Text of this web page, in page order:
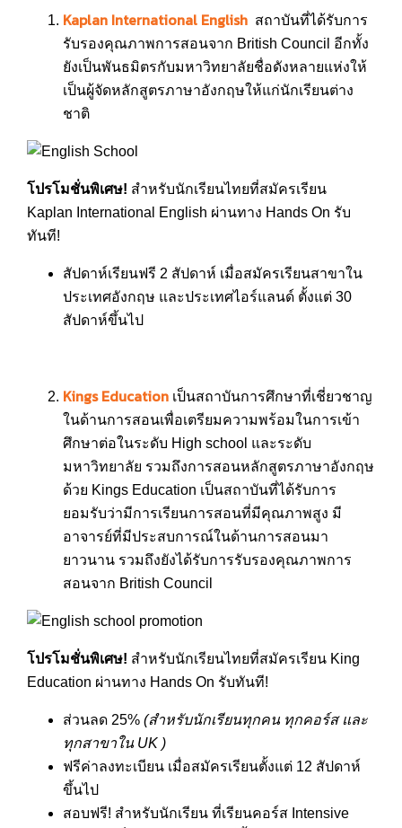
Kaplan International English สถาบันที่ได้รับการ
รับรองคุณภาพการสอนจาก British Council อีกทั้ง
ยังเป็นพันธมิตรกับมหาวิทยาลัยชื่อดังหลายแห่งให้
เป็นผู้จัดหลักสูตรภาษาอังกฤษให้แก่นักเรียนต่าง
ชาติ
โปรโมชั่นพิเศษ! สำหรับนักเรียนไทยที่สมัครเรียน
Kaplan International English ผ่านทาง Hands On รับ
ทันที!
สัปดาห์เรียนฟรี 2 สัปดาห์ เมื่อสมัครเรียนสาขาใน
ประเทศอังกฤษ และประเทศไอร์แลนด์ ตั้งแต่ 30
สัปดาห์ขึ้นไป
Kings Education เป็นสถาบันการศึกษาที่เชี่ยวชาญ
ในด้านการสอนเพื่อเตรียมความพร้อมในการเข้า
ศึกษาต่อในระดับ High school และระดับ
มหาวิทยาลัย รวมถึงการสอนหลักสูตรภาษาอังกฤษ
ด้วย Kings Education เป็นสถาบันที่ได้รับการ
ยอมรับว่ามีการเรียนการสอนที่มีคุณภาพสูง มี
อาจารย์ที่มีประสบการณ์ในด้านการสอนมา
ยาวนาน รวมถึงยังได้รับการรับรองคุณภาพการ
สอนจาก British Council
โปรโมชั่นพิเศษ! สำหรับนักเรียนไทยที่สมัครเรียน King
Education ผ่านทาง Hands On รับทันที!
ส่วนลด 25% (สำหรับนักเรียนทุกคน ทุกคอร์ส และ
ทุกสาขาใน UK )
ฟรีค่าลงทะเบียน เมื่อสมัครเรียนตั้งแต่ 12 สัปดาห์
ขึ้นไป
สอบฟรี! สำหรับนักเรียน ที่เรียนคอร์ส Intensive